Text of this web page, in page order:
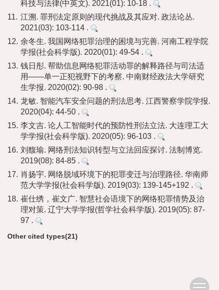
科技与法律(中英文). 2021(01): 10-18 .
11. 江溯. 罪刑法定原则的现代挑战及其应对. 政法论丛.
2021(03): 103-114 .
12. 余冬生. 我国网络犯罪治理的困境与完善. 河南工程学院
学报(社会科学版). 2020(01): 49-54 .
13. 钱日彤. 帮助信息网络犯罪活动罪的解释路径与司法适
用——单一正犯视野下的考察. 中南财经政法大学研究
生学报. 2020(02): 90-98 .
14. 龙敏. 智能汽车安全问题的刑法思考. 江西警察学院学报.
2020(04): 44-50 .
15. 李文吉. 论人工智能时代的预防性刑法立法. 大连理工大
学学报(社会科学版). 2020(05): 96-103 .
16. 刘馥瑜. 网络刑法知识转型与立法回应探讨. 法制博览.
2019(08): 84-85 .
17. 肖扬宇. 网络脱域环境下的犯罪变迁与治理路径. 华南师
范大学学报(社会科学版). 2019(03): 139-145+192 .
18. 崔仕绣，崔文广. 智慧社会语境下的网络犯罪情势及治
理对策. 辽宁大学学报(哲学社会科学版). 2019(05): 87-
97 .
Other cited types(21)